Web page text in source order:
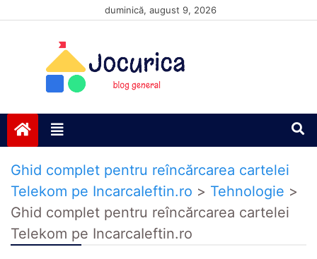
duminică, august 9, 2026
Jocurică blog
Ghid complet pentru reîncărcarea cartelei
Telekom pe IncarcaIeftin.ro > Tehnologie >
Ghid complet pentru reîncărcarea cartelei
Telekom pe IncarcaIeftin.ro